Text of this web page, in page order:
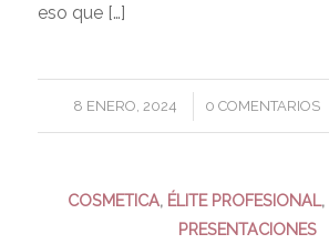
eso que […]
8 ENERO, 2024
/ 0 COMENTARIOS
/
COSMETICA, ÉLITE PROFESIONAL,
PRESENTACIONES